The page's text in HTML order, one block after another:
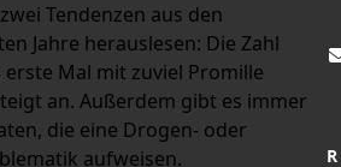
Tendenzen aus den
Jahre herauslesen: Die Zahl
Mal mit zuviel Promille
an. Außerdem gibt es immer
die eine Drogen- oder
aufweisen.
R